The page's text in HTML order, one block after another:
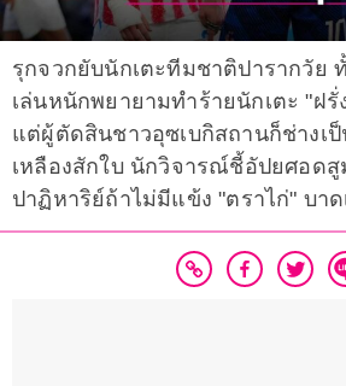
รุกจวกยับนักเตะทีมชาติปารากวัย
เล่นหนักพยายามทำร้ายนักเตะ "ฝรั่
แต่ผู้ตัดสินชาวอุซเบกิสถานก็ช่างเ
เหลืองสักใบ นักวิจารณ์ชี้อัปยศอด
ปาฏิหาริย์ถ้าไม่มีแข้ง "ตราไก่" บาด